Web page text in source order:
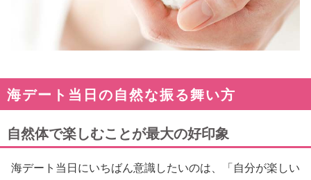
海デート当日の自然な振る舞い方
自然体で楽しむことが最大の好印象
海デート当日にいちばん意識したいのは、「自分が楽しい